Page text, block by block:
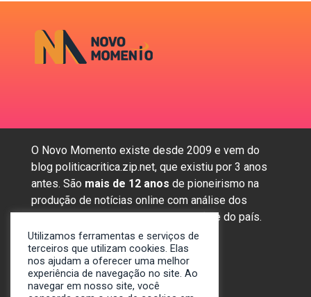
O Novo Momento existe desde 2009 e vem do
blog politicacritica.zip.net, que existiu por 3 anos
antes. São mais de 12 anos de pioneirismo na
produção de notícias online com análise dos
assuntos mais importantes da região e do país.
Sobre nós
Anunciar
Utilizamos ferramentas e serviços de
terceiros que utilizam cookies. Elas
nos ajudam a oferecer uma melhor
experiência de navegação no site. Ao
navegar em nosso site, você